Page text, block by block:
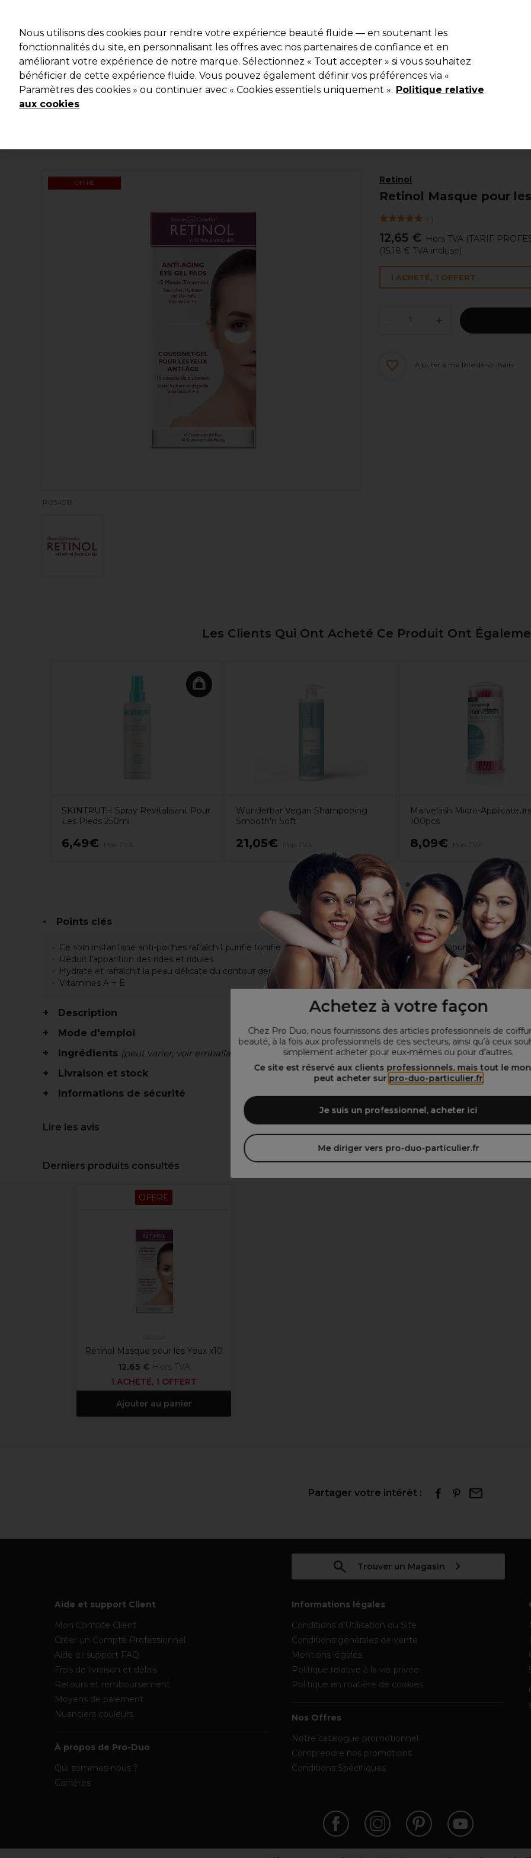
Achetez à votre façon
Chez Pro Duo, nous fournissons des articles professionnels de
beauté, à la fois aux professionnels de ces secteurs, ainsi qu’à ceux
simplement acheter pour eux-mêmes ou pour d’autres.
Ce site est réservé aux clients professionnels, mais tout le
peut acheter sur pro-duo-particulier.fr
Je suis un professionnel, acheter ici
Me diriger vers pro-duo-particulier.fr
Rechercher
Marques
Bons plans Coiffure Electro et Matériel Equipement de salon Beauté Hommes
Livraison et délais
Retinol
Retinol Masque pour
(1)
12,65 € Hors TVA (TARIF
(15,18 € TVA incluse)
OFFRE
P034518
1 ACHETÉ, 1 OFFERT
Ajouter à ma liste de souhaits
Les Clients Qui Ont Acheté Ce Produit Ont
SKINTRUTH Spray Revitalisant Pour
Les Pieds 250ml
6,49€
Wunderbar Vegan Shampooing
Smooth'n Soft
21,05€
Marvelash Micro-Applicateurs
100pcs
8,09€
Points clés
Ce soin instantané anti-poches rafraîchit purifie tonifie et revitalise la peau délicate et sensible pour un look
Réduit l’apparition des rides et ridules
Hydrate et rafraîchit la peau délicate du contour des yeux
Vitamines A + E
Description
Mode d'emploi
Ingrédients (peut varier, voir emballage)
Livraison et stock
Informations de sécurité
Lire les avis
Derniers produits consultés
OFFRE
Retinol Masque pour les Yeux x10
12,65 € Hors TVA
1 ACHETÉ, 1 OFFERT
Ajouter au panier
Partager votre intérêt :
Trouver un Magasin
Aide et support Client
Mon Compte Client
Créer un Compte Professionnel
Aide et support FAQ
Frais de livraison et délais
Retours et remboursement
Moyens de paiement
Nuanciers couleurs
À propos de Pro-Duo
Qui sommes-nous ?
Carrières
Informations légales
Conditions d’Utilisation du Site
Conditions générales de vente
Mentions légales
Politique relative à la vie privée
Politique en matière de cookies
Nos Offres
Notre catalogue promotionnel
Comprendre nos promotions
Conditions Spécifiques
Nous utilisons des cookies pour rendre votre expérience beauté fluide — en soutenant les
fonctionnalités du site, en personnalisant les offres avec nos partenaires de confiance et en
améliorant votre expérience de notre marque. Sélectionnez « Tout accepter » si vous souhaitez
bénéficier de cette expérience fluide. Vous pouvez également définir vos préférences via «
Paramètres des cookies » ou continuer avec « Cookies essentiels uniquement ». Politique relative
aux cookies